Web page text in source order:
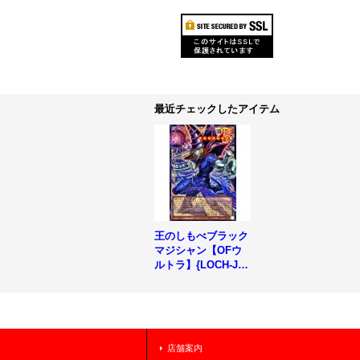
最近チェックしたアイテム
王のしもべブラック
マジシャン【OFウ
ルトラ】{LOCH-JP0
店舗案内